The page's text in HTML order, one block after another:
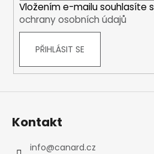
Vložením e-mailu souhlasíte s
ochrany osobních údajů
PŘIHLÁSIT SE
Kontakt
info@canard.cz